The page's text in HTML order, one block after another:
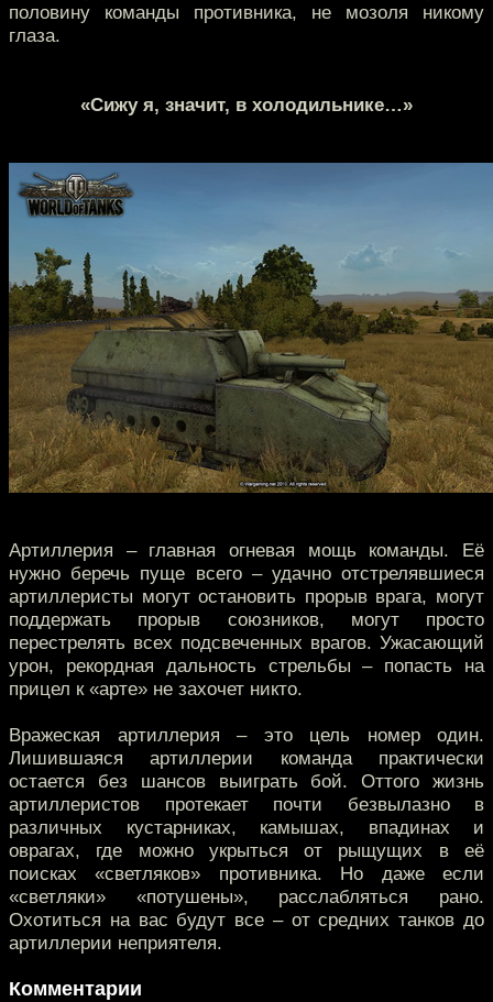
половину команды противника, не мозоля никому
глаза.
«Сижу я, значит, в холодильнике…»
Артиллерия – главная огневая мощь команды. Её
нужно беречь пуще всего – удачно отстрелявшиеся
артиллеристы могут остановить прорыв врага, могут
поддержать прорыв союзников, могут просто
перестрелять всех подсвеченных врагов. Ужасающий
урон, рекордная дальность стрельбы – попасть на
прицел к «арте» не захочет никто.
Вражеская артиллерия – это цель номер один.
Лишившаяся артиллерии команда практически
остается без шансов выиграть бой. Оттого жизнь
артиллеристов протекает почти безвылазно в
различных кустарниках, камышах, впадинах и
оврагах, где можно укрыться от рыщущих в её
поисках «светляков» противника. Но даже если
«светляки» «потушены», расслабляться рано.
Охотиться на вас будут все – от средних танков до
артиллерии неприятеля.
Комментарии